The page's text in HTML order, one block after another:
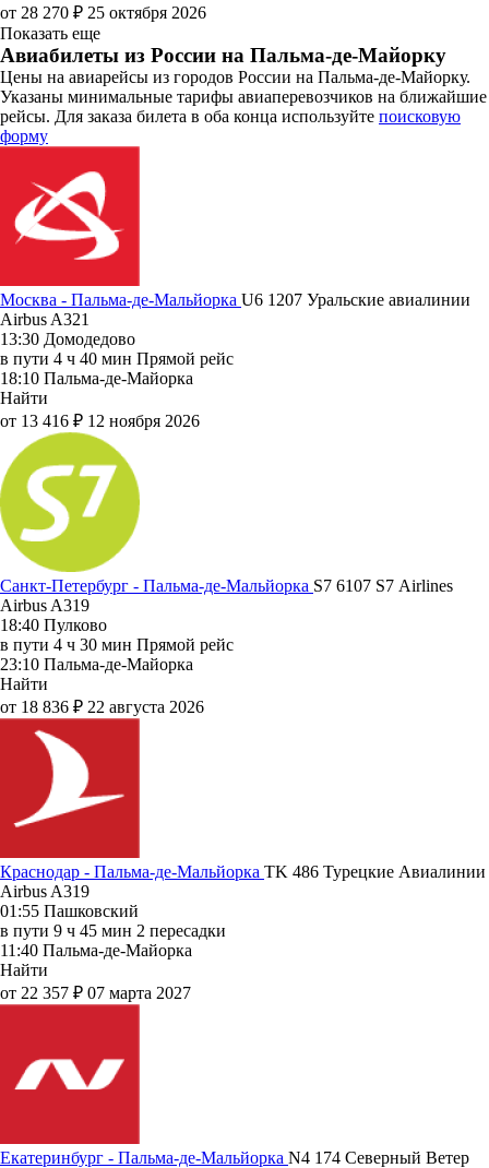
от 28 270 ₽ 25 октября 2026
Показать еще
Авиабилеты из России на Пальма-де-Майорку
Цены на авиарейсы из городов России на Пальма-де-Майорку.
Указаны минимальные тарифы авиаперевозчиков на ближайшие
рейсы. Для заказа билета в оба конца используйте поисковую
форму
Москва - Пальма-де-Мальйорка U6 1207 Уральские авиалинии
Airbus A321
13:30 Домодедово
в пути 4 ч 40 мин Прямой рейс
18:10 Пальма-де-Майорка
Найти
от 13 416 ₽ 12 ноября 2026
Санкт-Петербург - Пальма-де-Мальйорка S7 6107 S7 Airlines
Airbus A319
18:40 Пулково
в пути 4 ч 30 мин Прямой рейс
23:10 Пальма-де-Майорка
Найти
от 18 836 ₽ 22 августа 2026
Краснодар - Пальма-де-Мальйорка TK 486 Турецкие Авиалинии
Airbus A319
01:55 Пашковский
в пути 9 ч 45 мин 2 пересадки
11:40 Пальма-де-Майорка
Найти
от 22 357 ₽ 07 марта 2027
Екатеринбург - Пальма-де-Мальйорка N4 174 Северный Ветер